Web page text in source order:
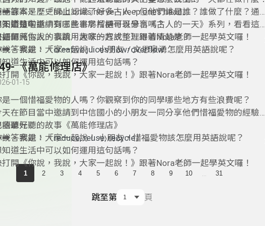
答案是：「hold one’s nerve、keep one’s head」
知道這句話中有哪些單字片語可以學習嗎？
打開《你說，我說，大家一起說！》跟著Nora老師一起學英文囉！
語課本、歷史課上認識了好多古人，但他們誰是誰？誰做了什麼？通通
不清楚啦！
天節目中邀請到三民書局榴槤哥哥分享《古人的一天》系列，看看這套
如何將古人的事蹟用趣味的方式整理得清清楚楚？
語單元：
說，我說，大家一起說！ 小朋友，文思泉湧怎麼用英語說呢？
答案是：「creative juices flow/overflow
知道生活中可以如何運用這句話嗎？
打開《你說，我說，大家一起說！》跟著Nora老師一起學英文囉！
《萬能修理店》
01-15
是一個惜福愛物的人嗎？你觀察到你的同學哪些地方有些浪費呢？
天在節目當中邀請到中信國小的小朋友一同分享他們惜福愛物的經驗，
聽好聽的故事《萬能修理店》
語單元：
說，我說，大家一起說！ 小朋友，惜福愛物該怎麼用英語說呢？
答案是：「reduce, reuse, recycle」
知道生活中可以如何運用這句話嗎？
打開《你說，我說，大家一起說！》跟著Nora老師一起學英文囉！
1 2 3 4 5 6 7 8 9 10 31
跳至第 頁